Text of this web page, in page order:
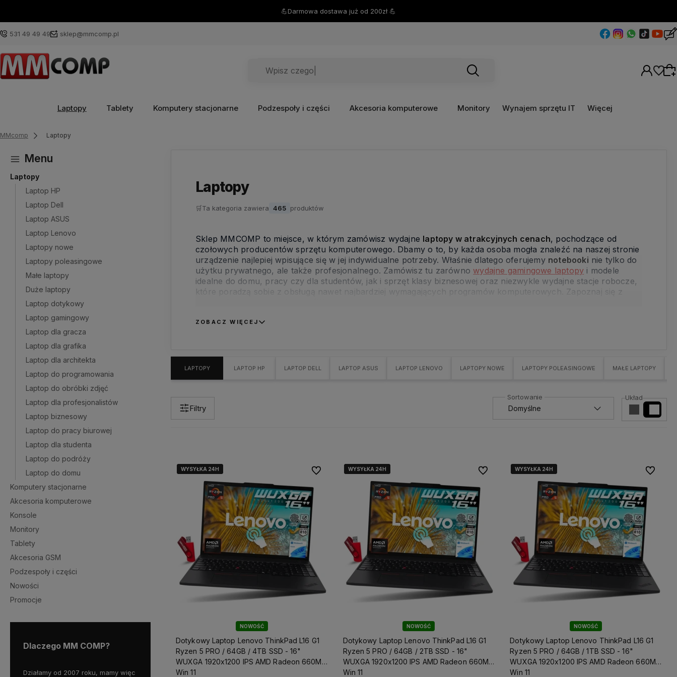
💪Darmowa dostawa już od 200zł 💪
531 49 49 49 sklep@mmcomp.pl
Laptopy Tablety Komputery stacjonarne Podzespoły i części Akcesoria komputerowe Monitory Wynajem sprzętu IT Więcej
MMcomp Laptopy
Menu
Laptopy
Laptop HP
Laptop Dell
Laptop ASUS
Laptop Lenovo
Laptopy nowe
Laptopy poleasingowe
Małe laptopy
Duże laptopy
Laptop dotykowy
Laptop gamingowy
Laptop dla gracza
Laptop dla grafika
Laptop dla architekta
Laptop do programowania
Laptop do obróbki zdjęć
Laptop dla profesjonalistów
Laptop biznesowy
Laptop do pracy biurowej
Laptop dla studenta
Laptop do podróży
Laptop do domu
Komputery stacjonarne
Akcesoria komputerowe
Konsole
Monitory
Tablety
Akcesoria GSM
Podzespoły i części
Nowości
Promocje
Dlaczego MM COMP?
Działamy od 2007 roku, mamy więc
Wszystkie nasze produkty objęte są
Skorzystaj z darmowej dostawy już
Wszystkie nasze produkty objęte są
Laptopy
🛒Ta kategoria zawiera 465 produktów
Sklep MMCOMP to miejsce, w którym zamówisz wydajne laptopy w atrakcyjnych cenach, pochodzące od
czołowych producentów sprzętu komputerowego. Dbamy o to, by każda osoba mogła znaleźć na naszej stronie
urządzenie najlepiej wpisujące się w jej indywidualne potrzeby. Właśnie dlatego oferujemy notebooki nie tylko do
użytku prywatnego, ale także profesjonalnego. Zamówisz tu zarówno wydajne gamingowe laptopy i modele
idealne do domu, pracy czy dla studentów, jak i sprzęt klasy biznesowej oraz niezwykle wydajne stacje robocze,
które poradzą sobie z obsługą nawet najbardziej wymagających programów komputerowych. Zapoznaj się z
ZOBACZ WIĘCEJ
LAPTOPY LAPTOP HP LAPTOP DELL LAPTOP ASUS LAPTOP LENOVO LAPTOPY NOWE LAPTOPY POLEASINGOWE MAŁE LAPTOPY
Filtry
Układ
NOWOŚĆ
WYSYŁKA 24H
WYSYŁKA 24H
Dotykowy Laptop Lenovo ThinkPad L16 G1
Ryzen 5 PRO / 64GB / 4TB SSD - 16"
WUXGA 1920x1200 IPS AMD Radeon 660M
Win 11
Do ulubionych
NOWOŚĆ
WYSYŁKA 24H
WYSYŁKA 24H
Dotykowy Laptop Lenovo ThinkPad L16 G1
Ryzen 5 PRO / 64GB / 2TB SSD - 16"
WUXGA 1920x1200 IPS AMD Radeon 660M
Win 11
Do ulubionych
NOWOŚĆ
WYSYŁKA 24H
WYSYŁKA 24H
Dotykowy Laptop Lenovo ThinkPad L16 G1
Ryzen 5 PRO / 64GB / 1TB SSD - 16"
WUXGA 1920x1200 IPS AMD Radeon 660M
Win 11
Do